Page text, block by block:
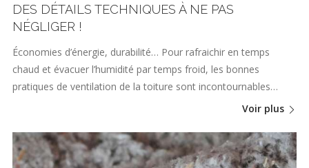
DES DÉTAILS TECHNIQUES À NE PAS
NÉGLIGER !
Économies d’énergie, durabilité… Pour rafraichir en temps
chaud et évacuer l’humidité par temps froid, les bonnes
pratiques de ventilation de la toiture sont incontournables…
Voir plus